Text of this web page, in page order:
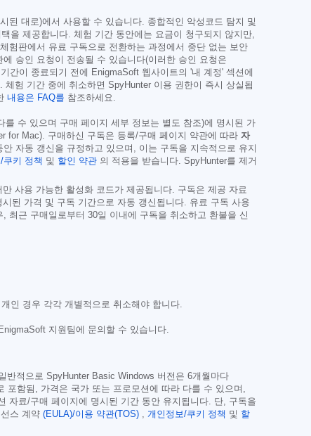
된 대로)에서 사용할 수 있습니다. 종합적인 악성코드 탐지 및
을 제공합니다. 체험 기간 동안에는 요금이 청구되지 않지만,
험판에서 유료 구독으로 전환하는 과정에서 중단 없는 보안
승인 요청이 전송될 수 있습니다(이러한 승인 요청은
이 종료되기 전에 EnigmaSoft 웹사이트의 '내 계정' 섹션에
험 기간 중에 취소하면 SpyHunter 이용 권한이 즉시 상실됩
내용은 FAQ를 참조하세요.
수 있으며 구매 페이지 세부 정보는 별도 참조)에 명시된 가
for Mac). 구매하신 구독은 등록/구매 페이지 약관에 따라 자
자동 갱신을 규정하고 있으며, 이는 구독을 지속적으로 유지
쿠키 정책 및 할인 약관 의 적용을 받습니다. SpyHunter를 제거
사용 가능한 활성화 코드가 제공됩니다. 구독은 제공 자료
된 가격 및 구독 기간으로 자동 갱신됩니다. 유료 구독 사용
최근 구매일로부터 30일 이내에 구독을 취소하고 환불을 신
인 경우 각각 개별적으로 취소해야 합니다.
지원팀에 문의할 수 있습니다.
적으로 SpyHunter Basic Windows 버전은 6개월마다
함됨, 가격은 국가 또는 프로모션에 따라 다를 수 있으며,
자료/구매 페이지에 명시된 기간 동안 유지됩니다. 단, 구독을
스 계약 (EULA)/이용 약관(TOS) 개인정보/쿠키 정책 및 할